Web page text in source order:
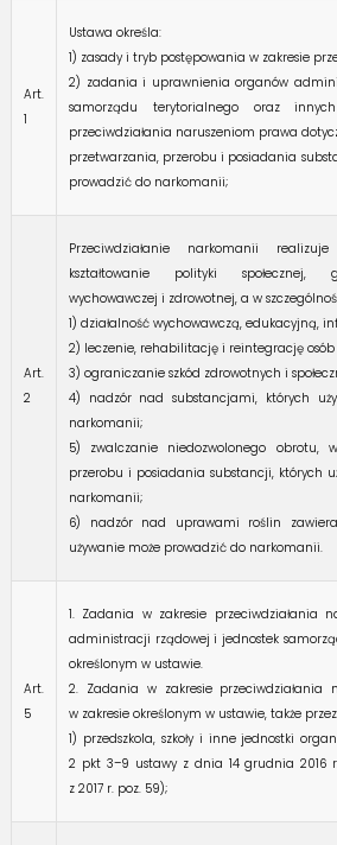
Art.
1
Ustawa określa:
1) zasady i tryb postępowania w zakresie
2) zadania i uprawnienia organów
samorządu terytorialnego oraz
przeciwdziałania naruszeniom prawa
przetwarzania, przerobu i posiadania
prowadzić do narkomanii;
Art.
2
Przeciwdziałanie narkomanii
kształtowanie polityki społecznej,
wychowawczej i zdrowotnej, a w
1) działalność wychowawczą, edukacyjną,
2) leczenie, rehabilitację i reintegrację
3) ograniczanie szkód zdrowotnych i
4) nadzór nad substancjami, których
narkomanii;
5) zwalczanie niedozwolonego obrotu,
przerobu i posiadania substancji, których
narkomanii;
6) nadzór nad uprawami roślin
używanie może prowadzić do narkomanii.
Art.
5
1. Zadania w zakresie przeciwdziałania
administracji rządowej i jednostek
określonym w ustawie.
2. Zadania w zakresie przeciwdziałania
w zakresie określonym w ustawie, także
1) przedszkola, szkoły i inne jednostki
2 pkt 3–9 ustawy z dnia 14 grudnia 2016
z 2017 r. poz. 59);